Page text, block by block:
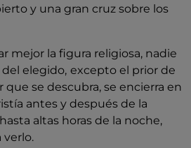
y una gran cruz sobre los
mejor la figura religiosa, nadie
del elegido, excepto el prior de
que se descubra, se encierra en
antes y después de la
altas horas de la noche,
verlo.